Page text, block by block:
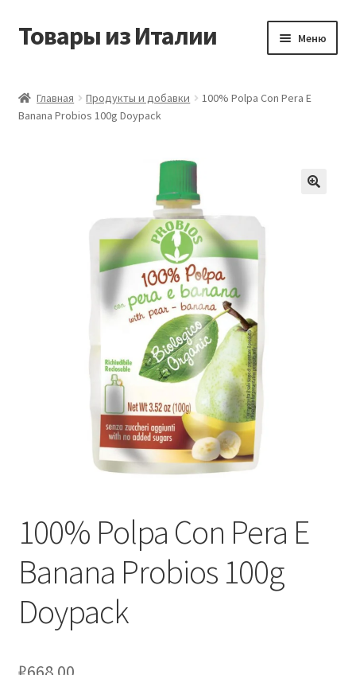
Перейти
Перейти
Товары из Италии Меню
Виды доставки
Оформление заказа
Главная Продукты и добавки
100% Polpa Con Pera E
Banana Probios 100g Doypack
100% Polpa Con Pera E
Banana Probios 100g
Doypack